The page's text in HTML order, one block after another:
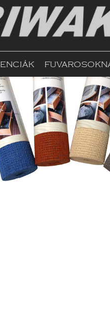
Webshop Háztartási